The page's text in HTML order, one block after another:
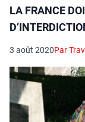
LA FRANCE
3 août 2020Par